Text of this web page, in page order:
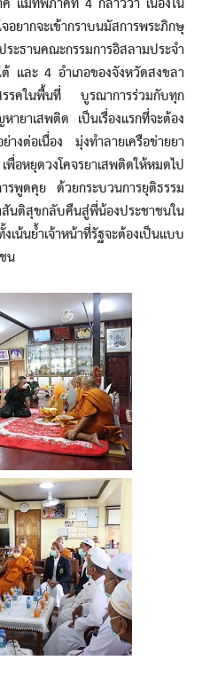
ยากจะเข้ากราบนมัสการพระภิกษุ
ธานคณะกรรมการอิสลามประจำ
และ 4 อำเภอของจังหวัดสงขลา
รรคในพื้นที่ บูรณาการร่วมกับทุก
ายาเสพติด เป็นเรื่องแรกที่จะต้อง
างต่อเนื่อง มุ่งทำลายเครือข่ายยา
อหยุดวงโคจรยาเสพติดให้หมดไป
รพูดคุย ด้วยกระบวนการยุติธรรม
สันติสุขกลับคืนสู่พี่น้องประชาชนใน
น้นย้ำเจ้าหน้าที่รัฐจะต้องเป็นแบบ
น